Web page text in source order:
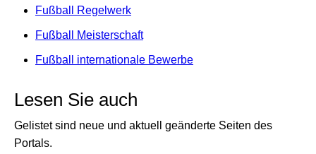
Fußball Regelwerk
Fußball Meisterschaft
Fußball internationale Bewerbe
Lesen Sie auch
Gelistet sind neue und aktuell geänderte Seiten des
Portals.